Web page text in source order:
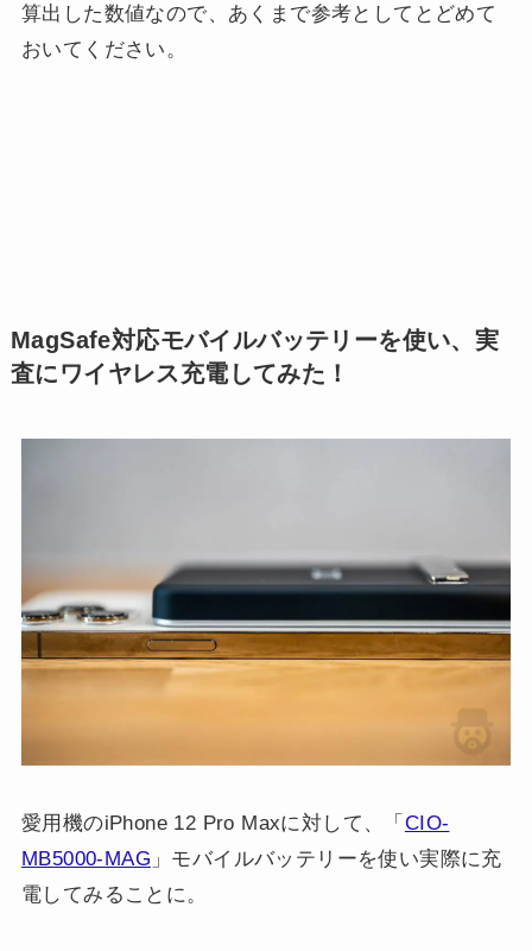
算出した数値なので、あくまで参考としてとどめて
おいてください。
MagSafe対応モバイルバッテリーを使い、実
査にワイヤレス充電してみた！
愛用機のiPhone 12 Pro Maxに対して、「 CIO-
MB5000-MAG 」モバイルバッテリーを使い実際に充
電してみることに。